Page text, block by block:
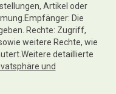
Artikel oder
Die
Rechte: Zugriff,
weitere Rechte, wie
detaillierte
und